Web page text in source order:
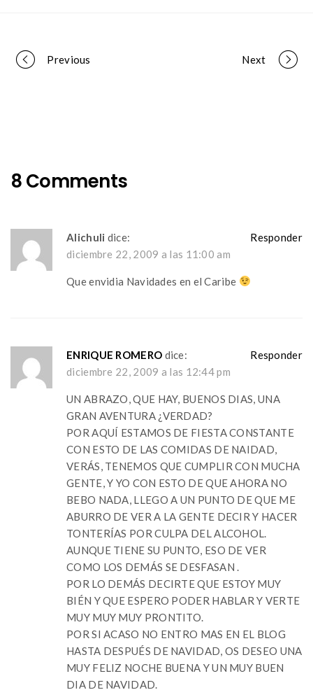
Portfolio
Previous Next
8 Comments
Alichuli dice:
diciembre 22, 2009 a las 11:00 am
Que envidia Navidades en el Caribe
Responder
ENRIQUE ROMERO dice:
diciembre 22, 2009 a las 12:44 pm
UN ABRAZO, QUE HAY, BUENOS DIAS, UNA
GRAN AVENTURA ¿VERDAD?
POR AQUÍ ESTAMOS DE FIESTA CONSTANTE
CON ESTO DE LAS COMIDAS DE NAIDAD,
VERÁS, TENEMOS QUE CUMPLIR CON MUCHA
GENTE, Y YO CON ESTO DE QUE AHORA NO
BEBO NADA, LLEGO A UN PUNTO DE QUE ME
ABURRO DE VER A LA GENTE DECIR Y HACER
TONTERÍAS POR CULPA DEL ALCOHOL.
AUNQUE TIENE SU PUNTO, ESO DE VER
COMO LOS DEMÁS SE DESFASAN .
POR LO DEMÁS DECIRTE QUE ESTOY MUY
BIÉN Y QUE ESPERO PODER HABLAR Y VERTE
MUY MUY MUY PRONTITO.
POR SI ACASO NO ENTRO MAS EN EL BLOG
HASTA DESPUÉS DE NAVIDAD, OS DESEO UNA
MUY FELIZ NOCHE BUENA Y UN MUY BUEN
DIA DE NAVIDAD.
Responder